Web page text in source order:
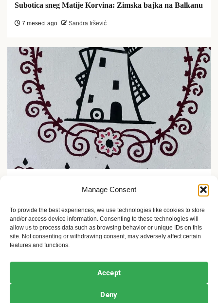
Manage Consent
To provide the best experiences, we use technologies like cookies to store
and/or access device information. Consenting to these technologies will
allow us to process data such as browsing behavior or unique IDs on this
site. Not consenting or withdrawing consent, may adversely affect certain
features and functions.
Accept
Deny
Subotica sneg Matije Korvina: Zimska bajka na Balkanu
7 meseci ago Sandra Iršević
nasleđe
1 godina ago Sandra Iršević
Ekologija i održivost